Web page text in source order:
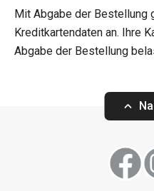
Mit Abgabe der Bestellung
Kreditkartendaten an. Ihre
Abgabe der Bestellung